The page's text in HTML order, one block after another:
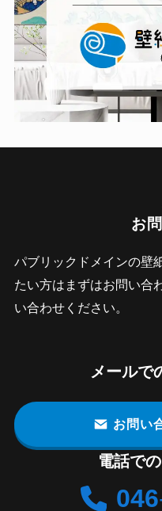
お
パブリックドメインの壁
たい方はまずはお問い合
い合わせください。
メールで
お問い
電話で
046